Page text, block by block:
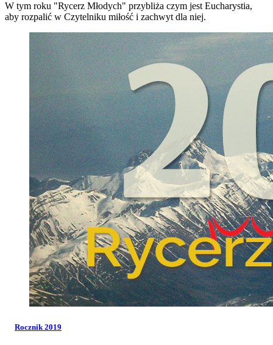
W tym roku "Rycerz Młodych" przybliża czym jest Eucharystia,
aby rozpalić w Czytelniku miłość i zachwyt dla niej.
Rocznik 2019